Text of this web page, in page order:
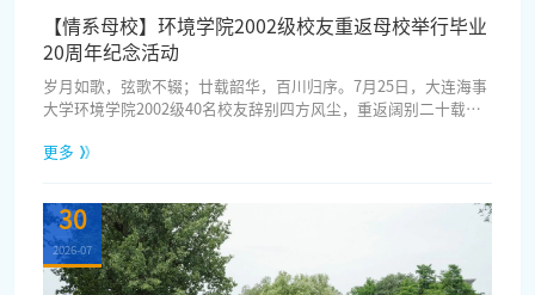
【情系母校】环境学院2002级校友重返母校举行毕业
20周年纪念活动
岁月如歌，弦歌不辍；廿载韶华，百川归序。7月25日，大连海事
大学环境学院2002级40名校友辞别四方风尘，重返阔别二十载的
十年的青春之约。时光淬炼初心，归途不负韶华。二十载春秋流
栋梁。此次归校，是游子归根的深情回望，更是薪火赓续的使命
归航，每一位校友都怀揣赤诚与感恩，奔赴这场专属的青春重
逢。纪念毕业20周年座谈会上，...
更多
30
2026-07